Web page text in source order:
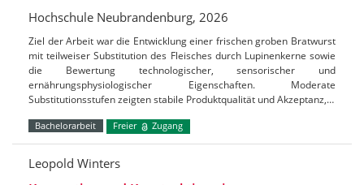
Hochschule Neubrandenburg, 2026
Ziel der Arbeit war die Entwicklung einer frischen groben Bratwurst
mit teilweiser Substitution des Fleisches durch Lupinenkerne sowie
die Bewertung technologischer, sensorischer und
ernährungsphysiologischer Eigenschaften. Moderate
Substitutionsstufen zeigten stabile Produktqualität und Akzeptanz,…
Bachelorarbeit Freier Zugang
Leopold Winters